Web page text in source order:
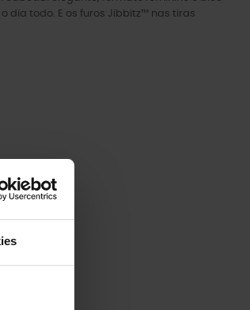
dia todo. E os furos Jibbitz™ nas tiras